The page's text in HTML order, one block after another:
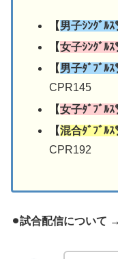
【男子ｼﾝｸﾞﾙ
【女子ｼﾝｸﾞﾙ
【男子ﾀﾞﾌﾞﾙ
CPR145
【女子ﾀﾞﾌﾞﾙ
【混合ﾀﾞﾌﾞﾙ
CPR192
⚫︎試合配信について →